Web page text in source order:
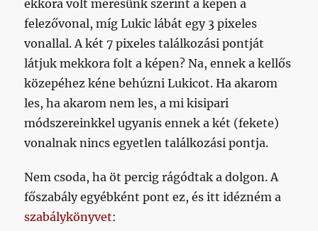
ekkora volt mérésünk szerint a képen a
felezővonal, míg Lukic lábát egy 3 pixeles
vonallal. A két 7 pixeles találkozási pontját
látjuk mekkora folt a képen? Na, ennek a kellős
közepéhez kéne behúzni Lukicot. Ha akarom
les, ha akarom nem les, a mi kisipari
módszereinkkel ugyanis ennek a két (fekete)
vonalnak nincs egyetlen találkozási pontja.
Nem csoda, ha öt percig rágódtak a dolgon. A
főszabály egyébként pont ez, és itt idézném a
szabálykönyvet: